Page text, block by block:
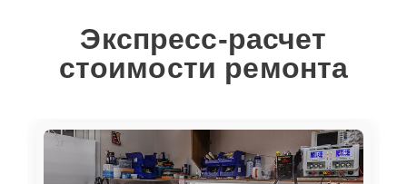
Экспресс-расчет
стоимости ремонта